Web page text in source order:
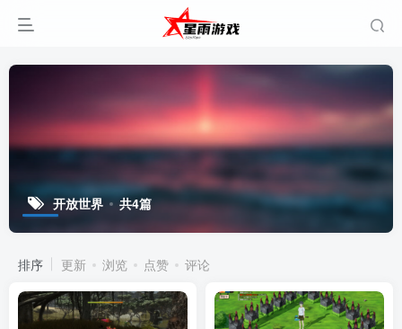
开放世界 共4篇
排序 更新 浏览 点赞 评论